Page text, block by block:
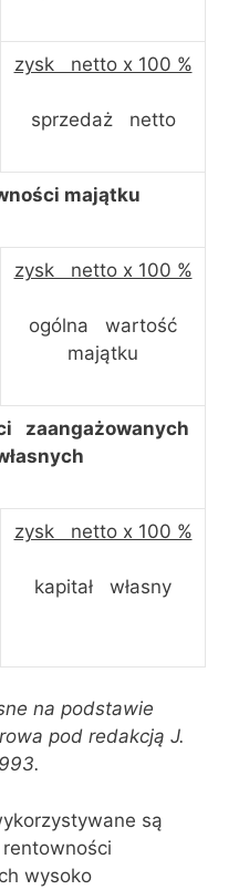
zysk netto x 100 %
sprzedaż netto
majątku
zysk netto x 100 %
ogólna wartość
majątku
zaangażowanych
zysk netto x 100 %
kapitał własny
na podstawie
pod redakcją J.
są
wysoko